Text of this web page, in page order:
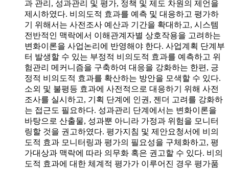
과 관리, 성과관리 및 평가, 정책 및 제도 차원의 제언을
제시하였다. 비의도적 효과를 예측 및 대응하고 평가하
기 위해서는 사전조사 예산과 기간을 확대하고, 시스템
전반적인 맥락에서 이해관계자별 상호작용을 고려하는
변화이론을 사업논리에 반영해야 한다. 사업계획 단계부
터 발생할 수 있는 부정적 비의도적 효과를 예측하고 위
험관리 메커니즘을 구축하여 대응을 강화하는 한편, 긍
정적 비의도적 효과를 확산하는 방안을 모색할 수 있다.
소외 및 불평등 효과에 사전적으로 대응하기 위해 사전
조사를 실시하고, 기획 단계에 인권, 젠더 고려를 강화하
는 접근도 필요하다. 성과관리 단계에서는 변화이론을
바탕으로 산출물, 성과뿐 아니라 가정과 위험을 모니터
링할 것을 권고하였다. 평가지침 및 제안요청서에 비의
도적 효과 모니터링과 평가의 필요성을 구체화하고, 평
가대상과 맥락에 따라 의무화 혹은 권고할 수 있다. 비의
도적 효과에 대한 체계적 평가가 이루어진 경우 평가품